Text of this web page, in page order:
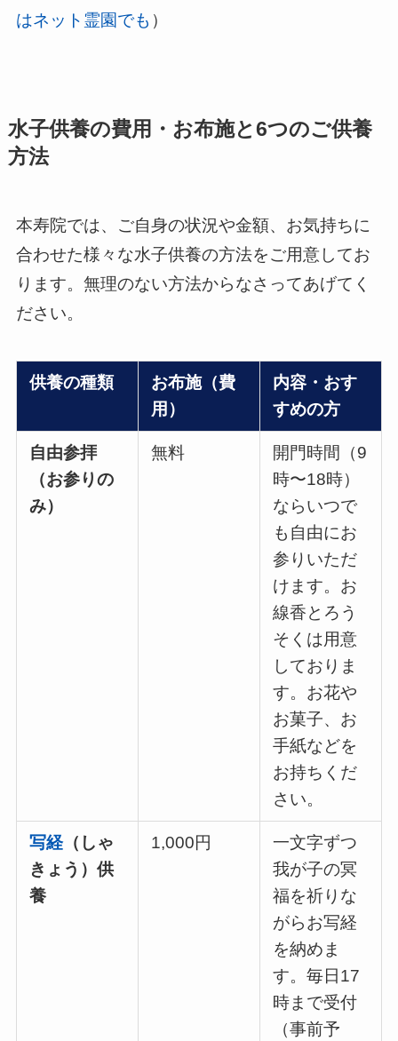
はネット霊園でも ）
水子供養の費用・お布施と6つのご供養
方法
本寿院では、ご自身の状況や金額、お気持ちに
合わせた様々な水子供養の方法をご用意してお
ります。無理のない方法からなさってあげてく
ださい。
供養の種類
お布施（費
用）
内容・おす
すめの方
自由参拝
（お参りの
み）
無料
開門時間（9
時〜18時）
ならいつで
も自由にお
参りいただ
けます。お
線香とろう
そくは用意
しておりま
す。お花や
お菓子、お
手紙などを
お持ちくだ
さい。
写経（しゃ
きょう）供
養
1,000円
一文字ずつ
我が子の冥
福を祈りな
がらお写経
を納めま
す。毎日17
時まで受付
（事前予